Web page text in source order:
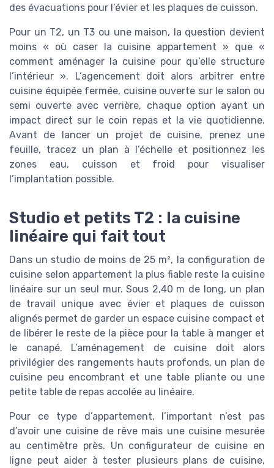
des évacuations pour l’évier et les plaques de cuisson.
Pour un T2, un T3 ou une maison, la question devient
moins « où caser la cuisine appartement » que «
comment aménager la cuisine pour qu’elle structure
l’intérieur ». L’agencement doit alors arbitrer entre
cuisine équipée fermée, cuisine ouverte sur le salon ou
semi ouverte avec verrière, chaque option ayant un
impact direct sur le coin repas et la vie quotidienne.
Avant de lancer un projet de cuisine, prenez une
feuille, tracez un plan à l’échelle et positionnez les
zones eau, cuisson et froid pour visualiser
l’implantation possible.
Studio et petits T2 : la cuisine
linéaire qui fait tout
Dans un studio de moins de 25 m², la configuration de
cuisine selon appartement la plus fiable reste la cuisine
linéaire sur un seul mur. Sous 2,40 m de long, un plan
de travail unique avec évier et plaques de cuisson
alignés permet de garder un espace cuisine compact et
de libérer le reste de la pièce pour la table à manger et
le canapé. L’aménagement de cuisine doit alors
privilégier des rangements hauts profonds, un plan de
cuisine peu encombrant et une table pliante ou une
petite table de repas accolée au linéaire.
Pour ce type d’appartement, l’important n’est pas
d’avoir une cuisine de rêve mais une cuisine mesurée
au centimètre près. Un configurateur de cuisine en
ligne peut aider à tester plusieurs plans de cuisine,